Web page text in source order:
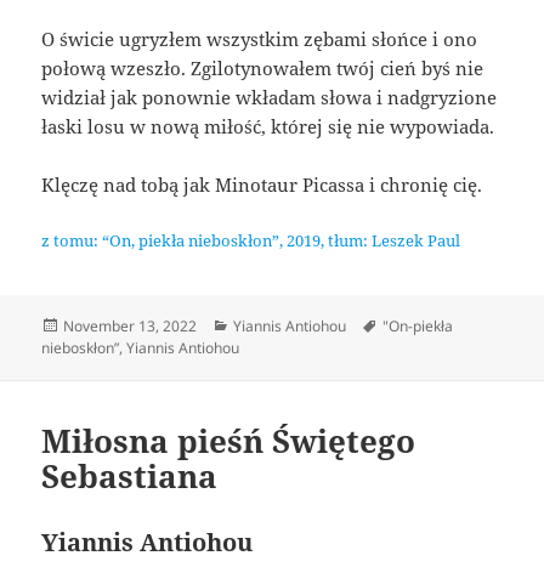
O świcie ugryzłem wszystkim zębami słońce i ono
połową wzeszło. Zgilotynowałem twój cień byś nie
widział jak ponownie wkładam słowa i nadgryzione
łaski losu w nową miłość, której się nie wypowiada.
Klęczę nad tobą jak Minotaur Picassa i chronię cię.
z tomu: “On, piekła nieboskłon”, 2019, tłum: Leszek Paul
Posted
on
November 13, 2022 Categories
Yiannis Antiohou Tags
"On-piekła
nieboskłon”,Yiannis Antiohou
Miłosna pieśń Świętego
Sebastiana
Yiannis Antiohou